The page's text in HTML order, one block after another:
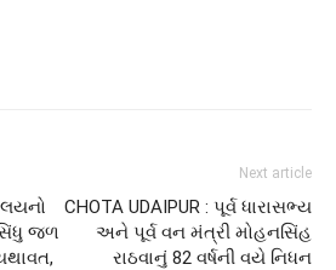
જળ
Next article
CHOTA UDAIPUR : પૂર્વ ધારાસભ્ય
અને પૂર્વ વન મંત્રી મોહનસિંહ
રાઠવાનું 82 વર્ષની વયે નિધન